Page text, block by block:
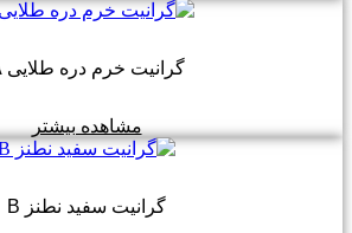
گرانیت خرم دره طلایی A
مشاهده بیشتر
گرانیت سفید نطنز B